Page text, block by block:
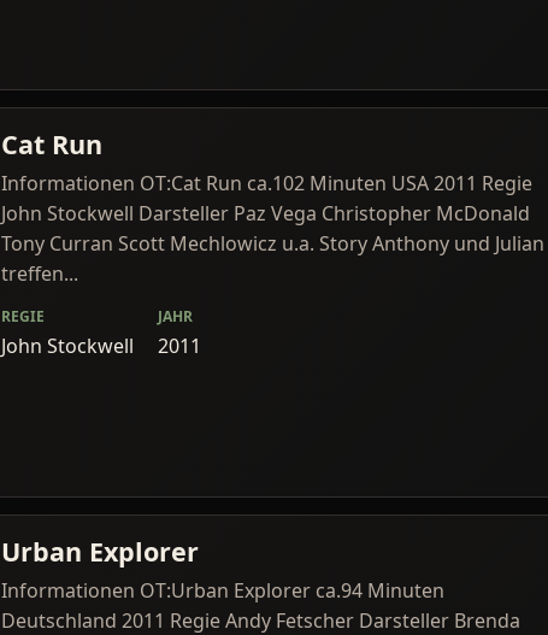
Cat Run
Informationen OT:Cat Run ca.102 Minuten USA 2011 Regie
John Stockwell Darsteller Paz Vega Christopher McDonald
Tony Curran Scott Mechlowicz u.a. Story Anthony und Julian
treffen...
REGIE
John Stockwell
JAHR
2011
Urban Explorer
Informationen OT:Urban Explorer ca.94 Minuten
Deutschland 2011 Regie Andy Fetscher Darsteller Brenda